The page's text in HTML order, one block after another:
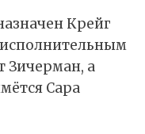
Крейг
Зичерман, а
Сара